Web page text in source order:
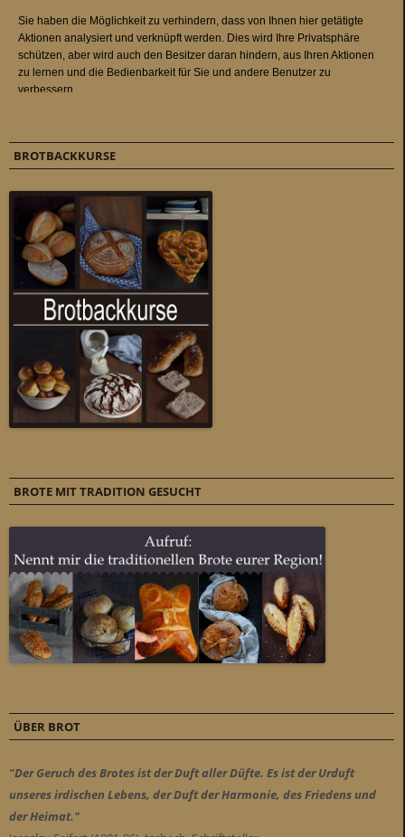
BROTBACKKURSE
BROTE MIT TRADITION GESUCHT
ÜBER BROT
"Der Geruch des Brotes ist der Duft aller Düfte. Es ist der Urduft
unseres irdischen Lebens, der Duft der Harmonie, des Friedens und
der Heimat."